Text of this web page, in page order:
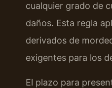
cualquier grado de
daños. Esta regla
derivados de
exigentes para los
El plazo para